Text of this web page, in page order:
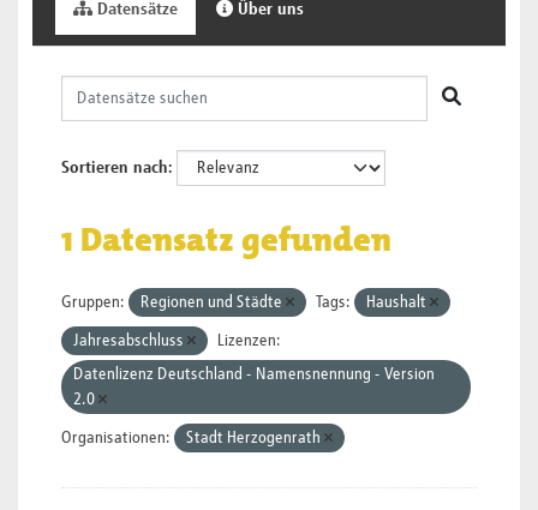
Datensätze Über uns
Sortieren nach
1 Datensatz gefunden
Gruppen: Regionen und Städte Tags: Haushalt
Jahresabschluss
Lizenzen:
Datenlizenz Deutschland - Namensnennung - Version
2.0
Organisationen: Stadt Herzogenrath